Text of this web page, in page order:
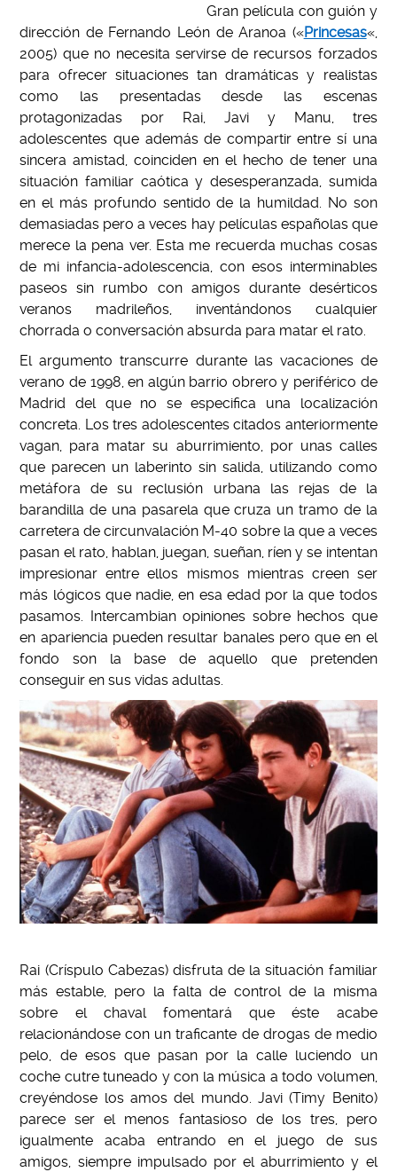
Gran película con guión y
dirección de Fernando León de Aranoa («Princesas«,
2005) que no necesita servirse de recursos forzados
para ofrecer situaciones tan dramáticas y realistas
como las presentadas desde las escenas
protagonizadas por Rai, Javi y Manu, tres
adolescentes que además de compartir entre sí una
sincera amistad, coinciden en el hecho de tener una
situación familiar caótica y desesperanzada, sumida
en el más profundo sentido de la humildad. No son
demasiadas pero a veces hay películas españolas que
merece la pena ver. Esta me recuerda muchas cosas
de mi infancia-adolescencia, con esos interminables
paseos sin rumbo con amigos durante desérticos
veranos madrileños, inventándonos cualquier
chorrada o conversación absurda para matar el rato.
El argumento transcurre durante las vacaciones de
verano de 1998, en algún barrio obrero y periférico de
Madrid del que no se especifica una localización
concreta. Los tres adolescentes citados anteriormente
vagan, para matar su aburrimiento, por unas calles
que parecen un laberinto sin salida, utilizando como
metáfora de su reclusión urbana las rejas de la
barandilla de una pasarela que cruza un tramo de la
carretera de circunvalación M-40 sobre la que a veces
pasan el rato, hablan, juegan, sueñan, ríen y se intentan
impresionar entre ellos mismos mientras creen ser
más lógicos que nadie, en esa edad por la que todos
pasamos. Intercambian opiniones sobre hechos que
en apariencia pueden resultar banales pero que en el
fondo son la base de aquello que pretenden
conseguir en sus vidas adultas.
Rai (Críspulo Cabezas) disfruta de la situación familiar
más estable, pero la falta de control de la misma
sobre el chaval fomentará que éste acabe
relacionándose con un traficante de drogas de medio
pelo, de esos que pasan por la calle luciendo un
coche cutre tuneado y con la música a todo volumen,
creyéndose los amos del mundo. Javi (Timy Benito)
parece ser el menos fantasioso de los tres, pero
igualmente acaba entrando en el juego de sus
amigos, siempre impulsado por el aburrimiento y el